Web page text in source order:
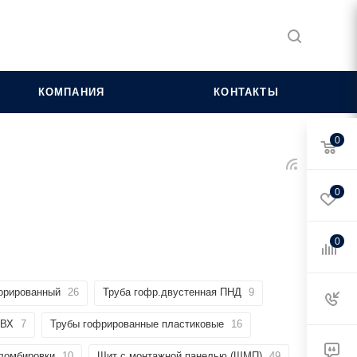
КОМПАНИЯ КОНТАКТЫ
26 Труба гофр.двустенная ПНД 9
7 Трубы гофрированные пластиковые 16
0
0
0